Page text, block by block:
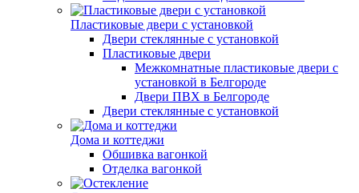
Пластиковые двери с установкой
Двери стеклянные с установкой
Пластиковые двери
Межкомнатные пластиковые двери с
установкой в Белгороде
Двери ПВХ в Белгороде
Двери стеклянные с установкой
Дома и коттеджи
Обшивка вагонкой
Отделка вагонкой